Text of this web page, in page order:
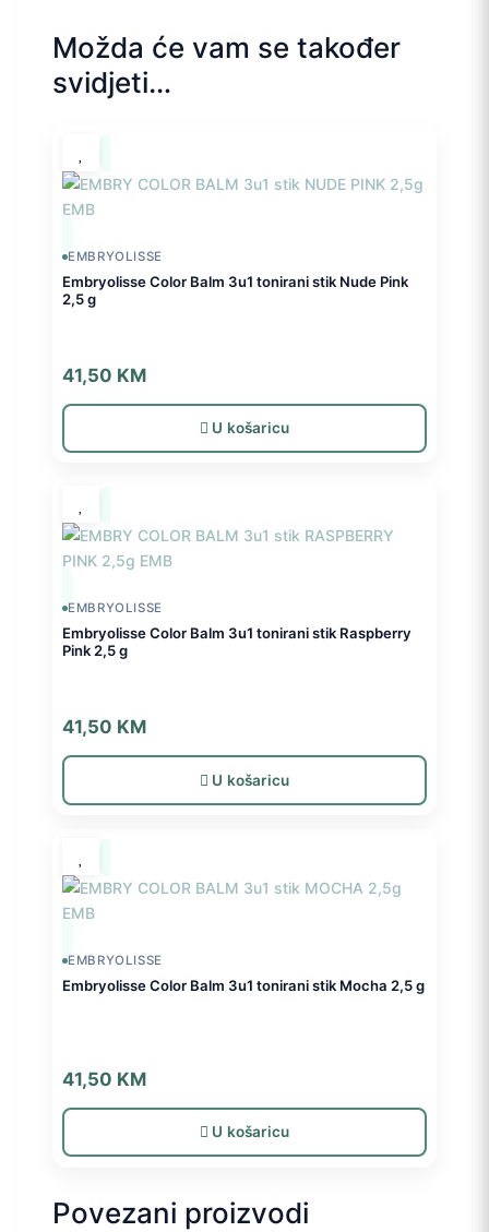
Možda će vam se također
svidjeti…
EMBRYOLISSE
Embryolisse Color Balm 3u1 tonirani stik Nude Pink
2,5 g
41,50 KM
U košaricu
EMBRYOLISSE
Embryolisse Color Balm 3u1 tonirani stik Raspberry
Pink 2,5 g
41,50 KM
U košaricu
EMBRYOLISSE
Embryolisse Color Balm 3u1 tonirani stik Mocha 2,5 g
41,50 KM
U košaricu
Povezani proizvodi